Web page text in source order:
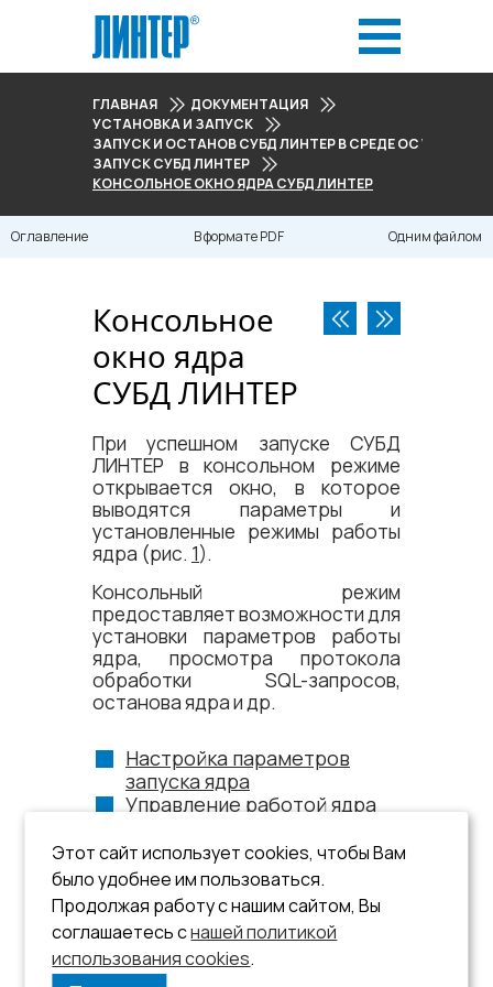
ГЛАВНАЯ
ДОКУМЕНТАЦИЯ
УСТАНОВКА И ЗАПУСК
ЗАПУСК И ОСТАНОВ СУБД ЛИНТЕР В СРЕДЕ ОС WINDOWS
ЗАПУСК СУБД ЛИНТЕР
КОНСОЛЬНОЕ ОКНО ЯДРА СУБД ЛИНТЕР
Оглавление В формате PDF Одним файлом
Консольное
окно ядра
СУБД ЛИНТЕР
При успешном запуске СУБД
ЛИНТЕР в консольном режиме
открывается окно, в которое
выводятся параметры и
установленные режимы работы
ядра (рис. 1).
Консольный режим
предоставляет возможности для
установки параметров работы
ядра, просмотра протокола
обработки SQL-запросов,
останова ядра и др.
Настройка параметров
запуска ядра
Управление работой ядра
консоль
Управление
протоколированием работы
ядра
Этот сайт использует cookies, чтобы Вам
было удобнее им пользоваться.
Продолжая работу с нашим сайтом, Вы
соглашаетесь снашей политикой
использования cookies.